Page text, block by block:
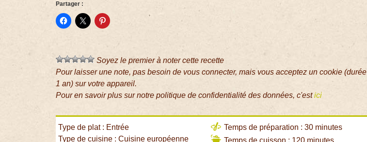
Partager :
Soyez le premier à noter cette recette
Pour laisser une note, pas besoin de vous connecter, mais vous acceptez un cookie (durée
1 an) sur votre appareil.
Pour en savoir plus sur notre politique de confidentialité des données, c'estici
Type de plat : Entrée
Type de cuisine : Cuisine européenne
Temps de préparation : 30 minutes